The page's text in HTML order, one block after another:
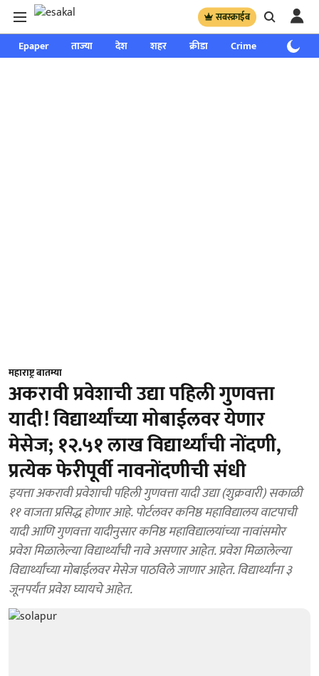
सबस्क्राईब
Epaper ताज्या देश शहर क्रीडा Crime साप्ताहिक
महाराष्ट्र बातम्या
अकरावी प्रवेशाची उद्या पहिली गुणवत्ता
यादी! विद्यार्थ्यांच्या मोबाईलवर येणार
मेसेज; १२.५१ लाख विद्यार्थ्यांची नोंदणी,
प्रत्येक फेरीपूर्वी नावनोंदणीची संधी
इयत्ता अकरावी प्रवेशाची पहिली गुणवत्ता यादी उद्या (शुक्रवारी) सकाळी
११ वाजता प्रसिद्ध होणार आहे. पोर्टलवर कनिष्ठ महाविद्यालय वाटपाची
यादी आणि गुणवत्ता यादीनुसार कनिष्ठ महाविद्यालयांच्या नावांसमोर
प्रवेश मिळालेल्या विद्यार्थ्यांची नावे असणार आहेत. प्रवेश मिळालेल्या
विद्यार्थ्यांच्या मोबाईलवर मेसेज पाठविले जाणार आहेत. विद्यार्थ्यांना ३
जूनपर्यंत प्रवेश घ्यायचे आहेत.